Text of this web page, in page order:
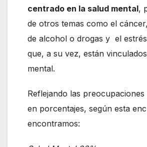
centrado en la salud mental,
de otros temas como el
de alcohol o drogas y el
que, a su vez, están
mental.
Reflejando las
en porcentajes, según esta
encontramos: